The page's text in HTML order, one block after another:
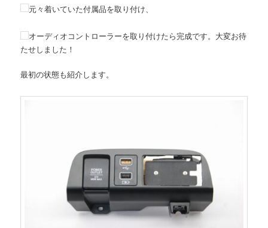
元々着いていた付属品を取り付け、
オーディオコントローラーを取り付けたら完成です。大変お待
たせしました！
最初の状態も紹介します。